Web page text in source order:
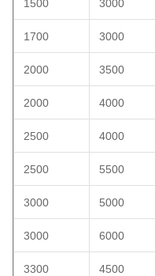
1500 3000
1700 3000
2000 3500
2000 4000
2500 4000
2500 5500
3000 5000
3000 6000
3300 4500